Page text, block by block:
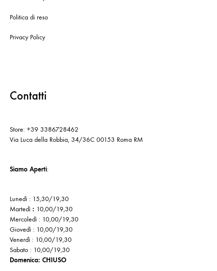
Politica di reso
Privacy Policy
Contatti
Store: +39 3386728462
Via Luca della Robbia, 34/36C 00153 Roma RM
Siamo Aperti:
Lunedì : 15,30/19,30
Martedì : 10,00/19,30
Mercoledì : 10,00/19,30
Giovedì : 10,00/19,30
Venerdì : 10,00/19,30
Sabato : 10,00/19,30
Domenica: CHIUSO